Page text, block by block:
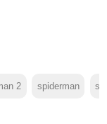
2 spiderman